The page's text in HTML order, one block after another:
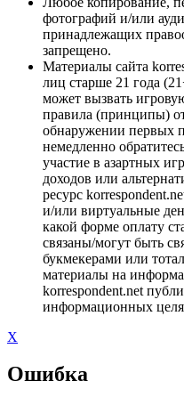
фотографий и/или
принадлежащих
запрещено.
Материалы сайта
лиц старше 21 года
может вызвать
правила (принципы)
обнаружении первых
немедленно
участие в азартных
доходов или
ресурс
и/или виртуальные
какой форме оплату
связаны/могут быть
букмекерами или
материалы на
korrespondent.net
информационных
X
Ошибка